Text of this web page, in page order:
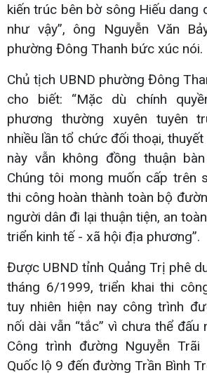
kiến trúc bên bờ sông Hiếu dang
như vậy”, ông Nguyễn Văn
phường Đông Thanh bức xúc nói.
Chủ tịch UBND phường Đông
cho biết: “Mặc dù chính
phương thường xuyên tuyên
nhiều lần tổ chức đối thoại,
này vẫn không đồng thuận
Chúng tôi mong muốn cấp trên
thi công hoàn thành toàn bộ
người dân đi lại thuận tiện, an
triển kinh tế - xã hội địa phương”.
Được UBND tỉnh Quảng Trị phê
tháng 6/1999, triển khai thi
tuy nhiên hiện nay công trình
nối dài vẫn “tắc” vì chưa thể đấu
Công trình đường Nguyễn
Quốc lộ 9 đến đường Trần Bình